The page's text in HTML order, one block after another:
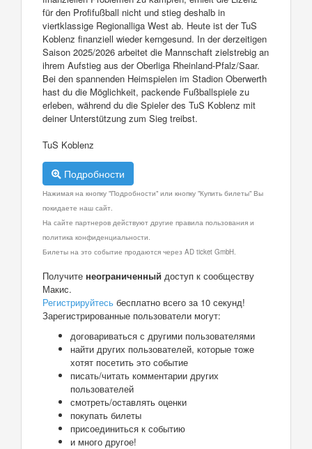
für den Profifußball nicht und stieg deshalb in
viertklassige Regionalliga West ab. Heute ist der TuS
Koblenz finanziell wieder kerngesund. In der derzeitigen
Saison 2025/2026 arbeitet die Mannschaft zielstrebig an
ihrem Aufstieg aus der Oberliga Rheinland-Pfalz/Saar.
Bei den spannenden Heimspielen im Stadion Oberwerth
hast du die Möglichkeit, packende Fußballspiele zu
erleben, während du die Spieler des TuS Koblenz mit
deiner Unterstützung zum Sieg treibst.
TuS Koblenz
Подробности
Нажимая на кнопку "Подробности" или кнопку "Купить билеты" Вы
покидаете наш сайт.
На сайте партнеров действуют другие правила пользования и
политика конфиденциальности.
Билеты на это событие продаются через AD ticket GmbH.
Получите неограниченный доступ к сообществу
Макис.
Регистрируйтесь бесплатно всего за 10 секунд!
Зарегистрированные пользователи могут:
договариваться с другими пользователями
найти других пользователей, которые тоже
хотят посетить это событие
писать/читать комментарии других
пользователей
смотреть/оставлять оценки
покупать билеты
присоединиться к событию
и много другое!